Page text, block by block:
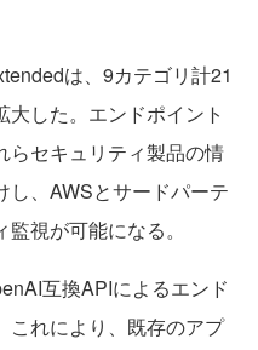
は、9カテゴリ計21
した。エンドポイント
らセキュリティ製品の情
し、AWSとサードパーテ
視が可能になる。
互換APIによるエンド
これにより、既存のアプ